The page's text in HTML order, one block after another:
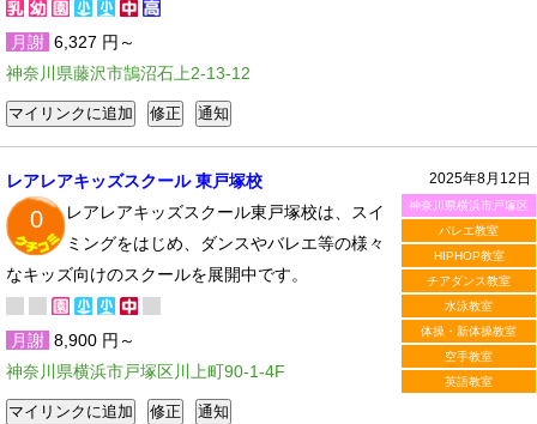
月謝 6,327 円～
神奈川県藤沢市鵠沼石上2-13-12
2025年8月12日
神奈川県横浜市戸塚区
バレエ教室
HIPHOP教室
チアダンス教室
水泳教室
体操・新体操教室
空手教室
英語教室
レアレアキッズスクール 東戸塚校
0
レアレアキッズスクール東戸塚校は、スイ
ミングをはじめ、ダンスやバレエ等の様々
なキッズ向けのスクールを展開中です。
月謝 8,900 円～
神奈川県横浜市戸塚区川上町90-1-4F